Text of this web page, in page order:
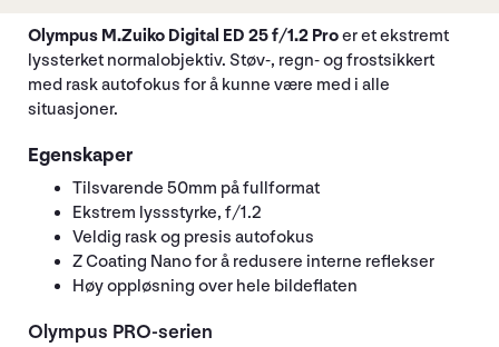
Olympus M.Zuiko Digital ED 25 f/1.2 Proer et ekstremt
lyssterket normalobjektiv. Støv-, regn- og frostsikkert
med rask autofokus for å kunne være med i alle
situasjoner.
Egenskaper
Tilsvarende 50mm på fullformat
Ekstrem lyssstyrke, f/1.2
Veldig rask og presis autofokus
Z Coating Nano for å redusere interne reflekser
Høy oppløsning over hele bildeflaten
Olympus PRO-serien